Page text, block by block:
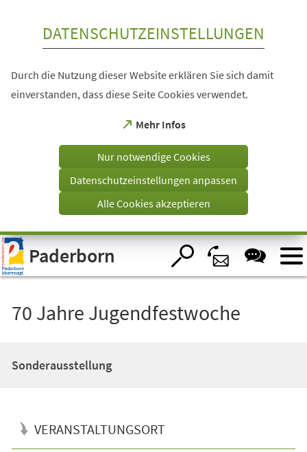
Visuelle
Assistenzsoftware
öffnen.
DATENSCHUTZEINSTELLUNGEN
Durch die Nutzung dieser Website erklären Sie sich damit
einverstanden, dass diese Seite Cookies verwendet.
Mehr Infos
(Öffnet
einem
Tab)
Nur notwendige Cookies
Datenschutzeinstellungen anpassen
Alle Cookies akzeptieren
Paderborn
70 Jahre Jugendfestwoche
Sonderausstellung
VERANSTALTUNGSORT